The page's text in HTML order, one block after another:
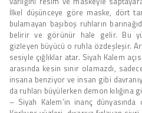
İlkel düşünceye göre maske, dört
bulamayan başıboş ruhların
belirir ve görünür hale gelir. Bu
gizleyen büyücü o ruhla özdeşleşir.
sesiyle çığlıklar atar. Siyah Kalem
arasında kesin sınır olamazdı,
insana benziyor ve insan gibi
da ruhları büyülerken demon
– Siyah Kalem’in inanç